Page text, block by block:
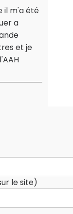
il m'a été
a
et je
le site)